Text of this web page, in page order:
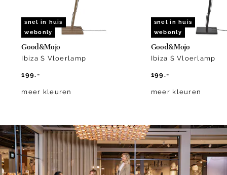
snel in huis
webonly
Good&Mojo
Ibiza S Vloerlamp
199.-
meer kleuren
snel in huis
webonly
Good&Mojo
Ibiza S Vloerlamp
199.-
meer kleuren